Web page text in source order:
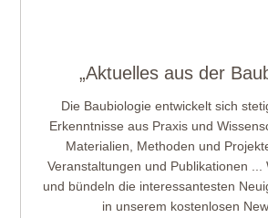
„Aktuelles aus der
Die Baubiologie entwickelt sich
Erkenntnisse aus Praxis und
Materialien, Methoden und
Veranstaltungen und Publikationen ...
und bündeln die interessantesten
in unserem kostenlosen